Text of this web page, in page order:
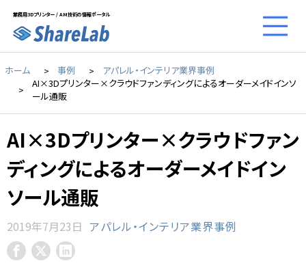
業務用3Dプリンター / AM技術の情報ポータル
ホーム 事例
アパレル・インテリア業界事例
AI×3Dプリンター×クラウドファンディングによるオーダーメイドインソ
ール通販
AI×3Dプリンター×クラウドファン
ディングによるオーダーメイドイン
ソール通販
2019年7月23日 アパレル・インテリア業界事例